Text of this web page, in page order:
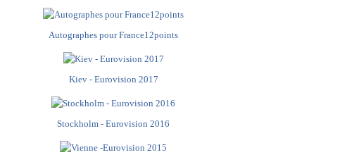
Autographes pour France12points
Kiev - Eurovision 2017
Stockholm - Eurovision 2016